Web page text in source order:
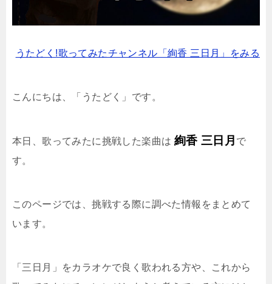
うたどく!歌ってみたチャンネル「絢香 三日月」をみる
こんにちは、「うたどく」です。
本日、歌ってみたに挑戦した楽曲は 絢香 三日月 で
す。
このページでは、挑戦する際に調べた情報をまとめて
います。
「三日月」をカラオケで良く歌われる方や、これから